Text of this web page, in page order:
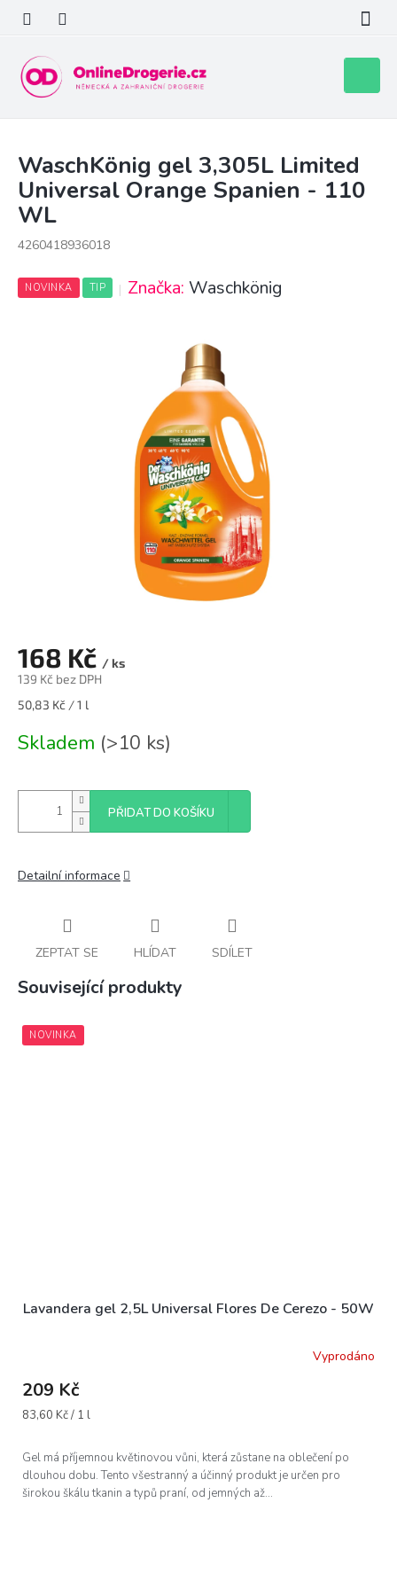
obsah
košík
WaschKönig gel 3,305L Limited
Universal Orange Spanien - 110
WL
4260418936018
NOVINKA TIP Značka: Waschkönig
168 Kč / ks
139 Kč bez DPH
Měrná
50,83 Kč / 1 l
Skladem (>10 ks)
PŘIDAT DO KOŠÍKU
Detailní informace
ZEPTAT SE HLÍDAT SDÍLET
Související produkty
NOVINKA
Lavandera gel 2,5L Universal Flores De Cerezo - 50W
Vyprodáno
209 Kč
Měrná
83,60 Kč / 1 l
Gel má příjemnou květinovou vůni, která zůstane na oblečení po
dlouhou dobu. Tento všestranný a účinný produkt je určen pro
širokou škálu tkanin a typů praní, od jemných až...